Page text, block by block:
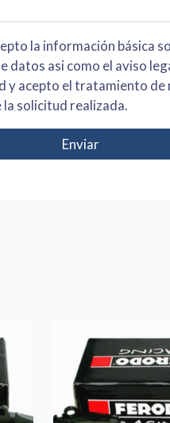
sobre
legal y la política
solicitud realizada.
Enviar